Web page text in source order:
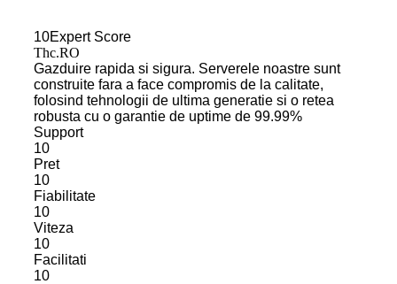
10Expert Score
Thc.RO
Gazduire rapida si sigura. Serverele noastre sunt
construite fara a face compromis de la calitate,
folosind tehnologii de ultima generatie si o retea
robusta cu o garantie de uptime de 99.99%
Support
10
Pret
10
Fiabilitate
10
Viteza
10
Facilitati
10